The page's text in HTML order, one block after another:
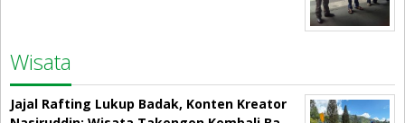
Wisata
Jajal Rafting Lukup Badak, Konten Kreator